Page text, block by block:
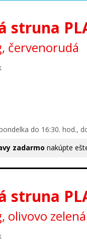
struna
červenorudá
do 16:30. hod.,
zadarmo nakúpte
struna
olivovo zelená